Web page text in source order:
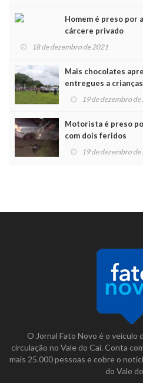
Homem é preso por
cárcere privado
18 de dezembro de 2021
Mais chocolates
entregues a
19 de dezembro de
Motorista é preso
com dois feridos
19 de dezembro de
O Jornal Fato Novo é o veículo
circulação no Vale do Caí. Conta
mais 25.000 pessoas e cobre o
do Vale